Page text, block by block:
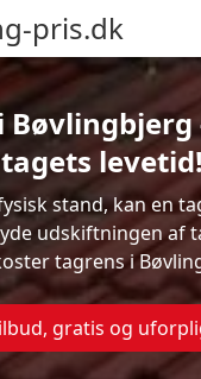
pris.dk
tagets levetid!
stand, kan en
udskiftningen af
tagrens i
gratis og